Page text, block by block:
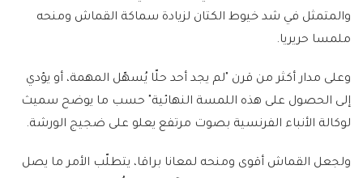
والمتمثل في شد خيوط الكتان لزيادة سماكة القماش ومنحه
ملمسا حريريا.
وعلى مدار أكثر من قرن "لم يجد أحد حلّا يُسهّل المهمة، أو يؤدي
إلى الحصول على هذه اللمسة النهائية" حسب ما يوضح سميث
لوكالة الأنباء الفرنسية بصوت مرتفع يعلو على ضجيج الورشة.
ولجعل القماش أقوى ومنحه لمعانا براقا، يتطلّب الأمر ما يصل